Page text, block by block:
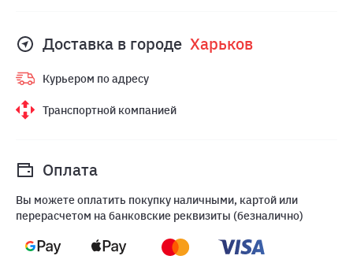
Доставка в городе Харьков
Курьером по адресу
Транспортной компанией
Оплата
Вы можете оплатить покупку наличными, картой или
перерасчетом на банковские реквизиты (безналично)